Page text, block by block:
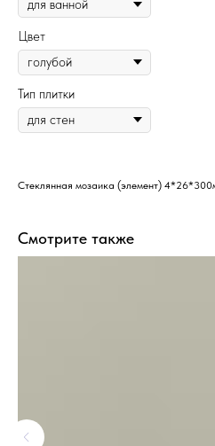
Цвет
Тип плитки
Стеклянная мозаика (элемент)
Смотрите также